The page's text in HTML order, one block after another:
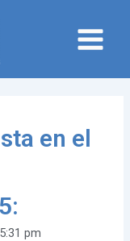
Menu
en el
5:31 pm